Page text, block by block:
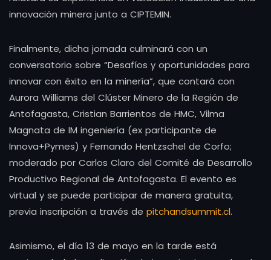
innovación minera junto a CIPTEMIN.
Finalmente, dicha jornada culminará con un
conversatorio sobre “Desafíos y oportunidades para
innovar con éxito en la minería”, que contará con
Aurora Williams del Clúster Minero de la Región de
Antofagasta, Cristian Barrientos de HMC, Vilma
Magnata de IM ingeniería (ex participante de
Innova+Pymes) y Fernando Hentzschel de Corfo;
moderado por Carlos Claro del Comité de Desarrollo
Productivo Regional de Antofagasta. El evento es
virtual y se puede participar de manera gratuita,
previa inscripción a través de pitchandsummit.cl.
Asimismo, el día 13 de mayo en la tarde está